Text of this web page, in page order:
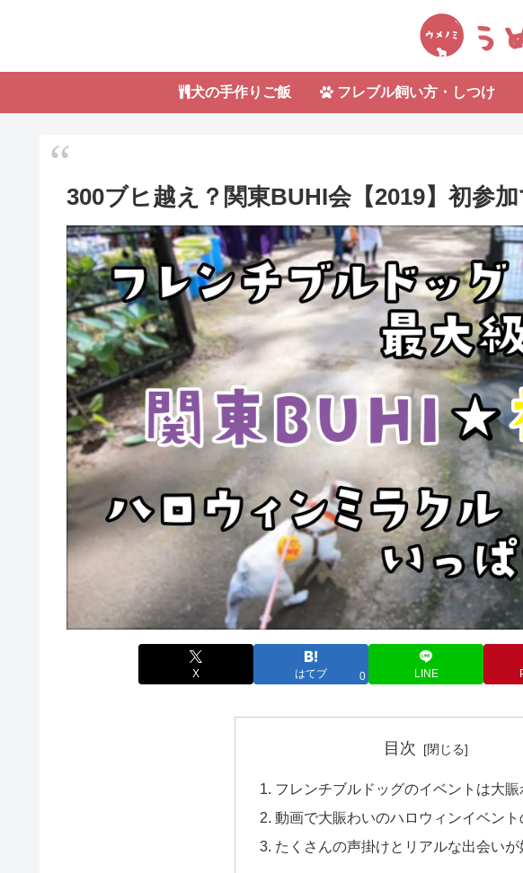
犬の手作りご飯 フレブル飼い方・しつけ
300ブヒ越え？関東BUHI会【2019】初参
X はてブ 0 LINE
目次
フレンチブルドッグのイベントは大賑
動画で大賑わいのハロウィンイベン
たくさんの声掛けとリアルな出会いが